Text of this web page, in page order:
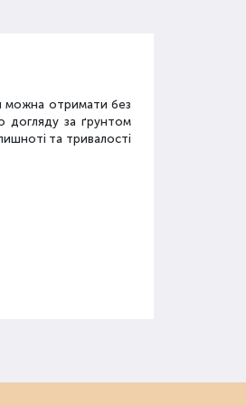
можна отримати без
догляду за ґрунтом
та тривалості
органічні суміші,
нормалізації